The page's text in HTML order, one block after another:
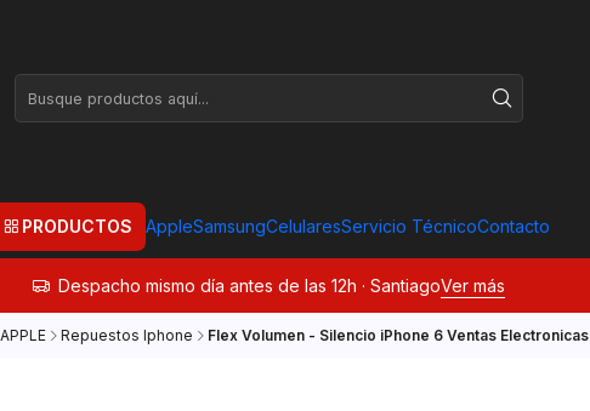
PRODUCTOS AppleSamsungCelularesServicio TécnicoContacto
Despacho mismo día antes de las 12h · SantiagoVer más
APPLE Repuestos Iphone Flex Volumen - Silencio iPhone 6 Ventas Electronicas